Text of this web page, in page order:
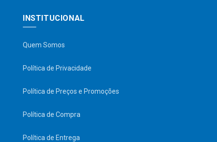
INSTITUCIONAL
Quem Somos
Política de Privacidade
Política de Preços e Promoções
Política de Compra
Política de Entrega